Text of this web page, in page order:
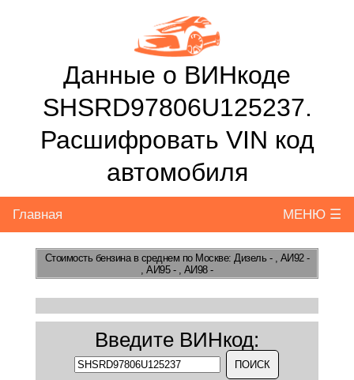
Данные о ВИНкоде
SHSRD97806U125237.
Расшифровать VIN код
автомобиля
Главная МЕНЮ ☰
Стоимость бензинав среднем по Москве: Дизель - , АИ92 -
, АИ95 - , АИ98 -
Введите ВИНкод: